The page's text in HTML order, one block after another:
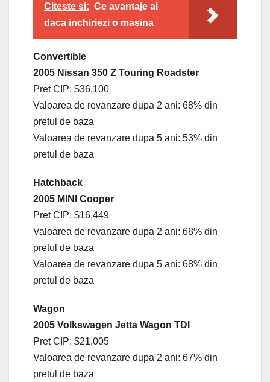
Citeste si: Ce avantaje ai
daca inchiriezi o masina
Convertible
2005 Nissan 350 Z Touring Roadster
Pret CIP: $36,100
Valoarea de revanzare dupa 2 ani: 68% din
pretul de baza
Valoarea de revanzare dupa 5 ani: 53% din
pretul de baza
Hatchback
2005 MINI Cooper
Pret CIP: $16,449
Valoarea de revanzare dupa 2 ani: 68% din
pretul de baza
Valoarea de revanzare dupa 5 ani: 68% din
pretul de baza
Wagon
2005 Volkswagen Jetta Wagon TDI
Pret CIP: $21,005
Valoarea de revanzare dupa 2 ani: 67% din
pretul de baza